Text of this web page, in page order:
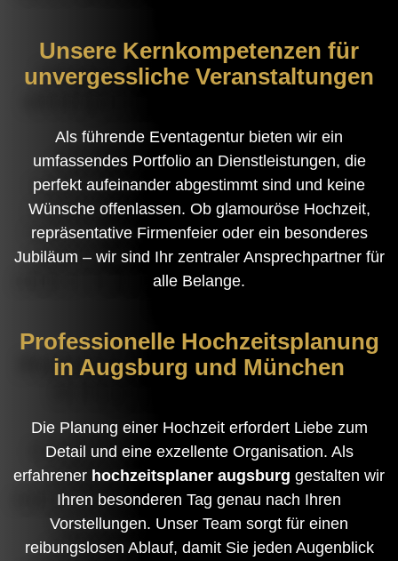
Unsere Kernkompetenzen für
unvergessliche Veranstaltungen
Als führende Eventagentur bieten wir ein
umfassendes Portfolio an Dienstleistungen, die
perfekt aufeinander abgestimmt sind und keine
Wünsche offenlassen. Ob glamouröse Hochzeit,
repräsentative Firmenfeier oder ein besonderes
Jubiläum – wir sind Ihr zentraler Ansprechpartner für
alle Belange.
Professionelle Hochzeitsplanung
in Augsburg und München
Die Planung einer Hochzeit erfordert Liebe zum
Detail und eine exzellente Organisation. Als
erfahrener hochzeitsplaner augsburg gestalten wir
Ihren besonderen Tag genau nach Ihren
Vorstellungen. Unser Team sorgt für einen
reibungslosen Ablauf, damit Sie jeden Augenblick